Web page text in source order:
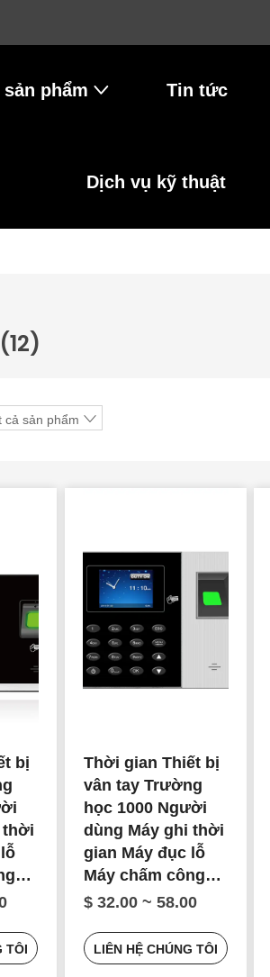
sản phẩm Tin tức
Dịch vụ kỹ thuật
(12)
cả sản phẩm
bị
thời
TÔI
Thời gian Thiết bị
vân tay Trường
học 1000 Người
dùng Máy ghi thời
gian Máy đục lỗ
Máy chấm công
sinh trắc học
$ 32.00 ~ 58.00
LIÊN HỆ CHÚNG TÔI